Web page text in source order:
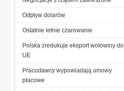
Odpływ dolarów
Ostatnie letnie czarowanie
Polska zredukuje eksport wołowiny do
UE
Pracodawcy wypowiadają umowy
płacowe